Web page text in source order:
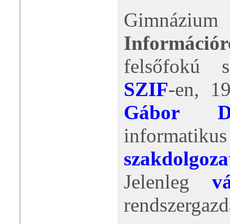
felsőfokú
SZIF-en,
Gábor
Jelenleg